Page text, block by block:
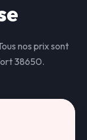
nos prix sont
38650.